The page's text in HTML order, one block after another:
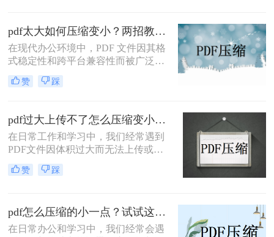
pdf太大如何压缩变小？两招教你轻松压缩！
在现代办公环境中，PDF 文件因其格
式稳定性和跨平台兼容性而被广泛使
用。然而，当这些文件变得过大时，
它们不仅占用大量存储空间，而且在
传到某些平台。因此，掌握pdf太大如
何压缩变小是十分必要的。本文将介
绍两种实用的方法来解决这个问题，
帮助您轻松完成 PDF 文件的压缩。
赞 踩
pdf过大上传不了怎么压缩变小？快来试试这3种压缩方法！
在日常工作和学习中，我们经常遇到
PDF文件因体积过大而无法上传或分
享的情况。那么pdf过大上传不了怎么
压缩变小呢？为了帮助您轻松应对这
赞 踩
pdf怎么压缩的小一点？试试这三种实用压缩方法！
在日常办公和学习中，我们经常会遇